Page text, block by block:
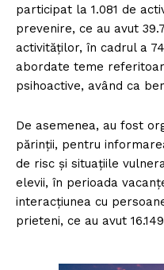
participat la 1.081 de
prevenire, ce au avut
activităților, în cadrul a
abordate teme
psihoactive, având ca
De asemenea, au fost
părinții, pentru
de risc și situațiile
elevii, în perioada
interacțiunea cu
prieteni, ce au avut